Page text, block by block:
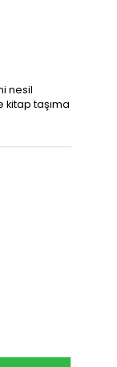
nesil
kitap taşıma